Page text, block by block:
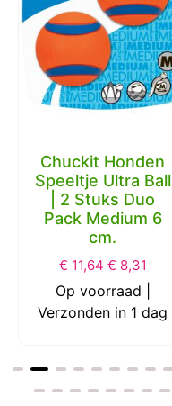
Chuckit Honden
Speeltje Ultra Ball
| 2 Stuks Duo
Pack Medium 6
cm.
€11,64 € 8,31
Op voorraad |
Verzonden in 1 dag